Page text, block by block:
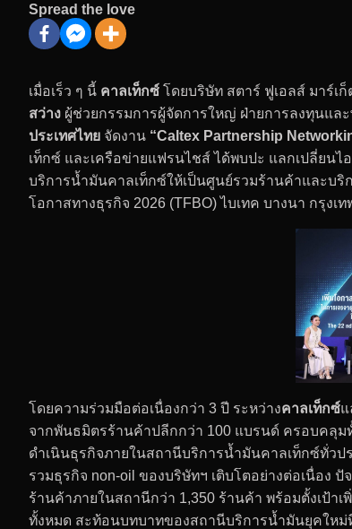
Spread the love
เมื่อเร็ว ๆ นี้ คาลเท็กซ์ โดยบริษัท สตาร์ ฟูเอลส์ มาร์เ
สว่าง ผู้ช่วยกรรมการผู้จัดการใหญ่ ฝ่ายการลงทุนแ
ประเทศไทย จัดงาน “Caltex Partnership
เท็กซ์ และเครือข่ายแฟรนไชส์ ได้พบปะ แลกเปลี่ยน
บริการน้ำมันคาลเท็กซ์ให้เป็นศูนย์รวมร้านค้าและบ
โอกาสทางธุรกิจ 2026 (TFBO) ไบเทค บางนา กรุงเท
โดยความร่วมมือต่อเนื่องกว่า 3 ปี ระหว่างคาลเท็กซ์แ
จากพันธมิตรร้านค้าปลีกกว่า 100 แบรนด์ ครอบคลุม
ดำเนินธุรกิจภายในสถานีบริการน้ำมันคาลเท็กซ์ทั่วป
รวมธุรกิจ non-oil ของบริษัทฯ เติบโตอย่างต่อเนื่อง
ร้านค้าภายในสถานีกว่า 1,350 ร้านค้า พร้อมตั้งเป้
ทั้งหมด สะท้อนบทบาทของสถานีบริการน้ำมันยุคใหม่